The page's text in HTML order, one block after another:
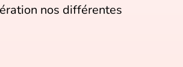
nos différentes